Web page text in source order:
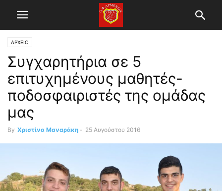
ΑΡΧΕΙΟ
Συγχαρητήρια σε 5
επιτυχημένους μαθητές-
ποδοσφαιριστές της ομάδας
μας
By Χριστίνα Μαναράκη - 25 Αυγούστου 2016